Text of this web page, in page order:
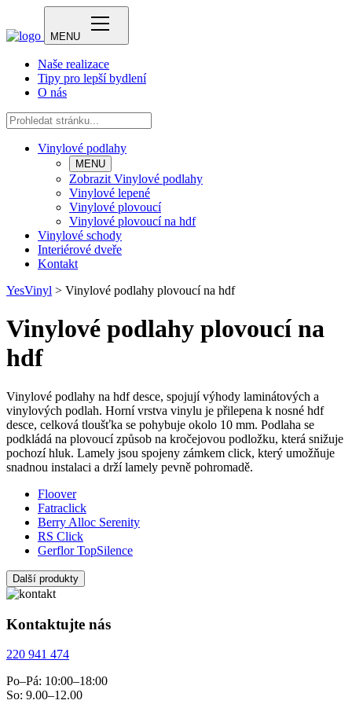
MENU
Naše realizace
Tipy pro lepší bydlení
O nás
Vinylové podlahy
MENU
Zobrazit Vinylové podlahy
Vinylové lepené
Vinylové plovoucí
Vinylové plovoucí na hdf
Vinylové schody
Interiérové dveře
Kontakt
YesVinyl > Vinylové podlahy plovoucí na hdf
Vinylové podlahy plovoucí na
hdf
Vinylové podlahy na hdf desce, spojují výhody laminátových a
vinylových podlah. Horní vrstva vinylu je přilepena k nosné hdf
desce, celková tloušťka se pohybuje okolo 10 mm. Podlaha se
podkládá na plovoucí způsob na kročejovou podložku, která snižuje
pochozí hluk. Lamely jsou spojeny zámkem click, který umožňuje
snadnou instalaci a drží lamely pevně pohromadě.
Floover
Fatraclick
Berry Alloc Serenity
RS Click
Gerflor TopSilence
Další produkty
Kontaktujte nás
220 941 474
Po–Pá: 10:00–18:00
So: 9.00–12.00